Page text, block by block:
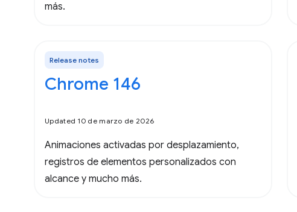
más.
Release notes
Chrome 146
Updated 10 de marzo de 2026
Animaciones activadas por desplazamiento,
registros de elementos personalizados con
alcance y mucho más.